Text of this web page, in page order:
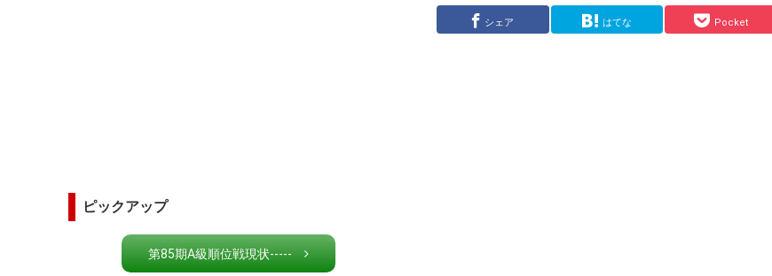
シェア はてな Pocket
ピックアップ
第85期A級順位戦現状-----